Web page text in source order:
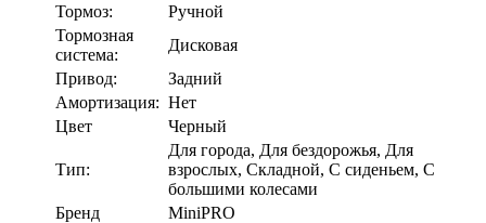
Тормоз:
Ручной
Тормозная
система:
Дисковая
Привод:
Задний
Амортизация: Нет
Цвет
Черный
Тип:
Для города, Для бездорожья, Для
взрослых, Складной, С сиденьем, С
большими колесами
Бренд
MiniPRO